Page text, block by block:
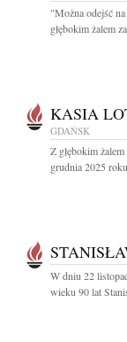
"Można odejść
głębokim żalem
KASIA
GDAŃSK
Z głębokim
grudnia 2025
W dniu 22
wieku 90 lat